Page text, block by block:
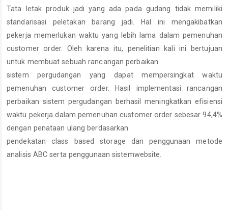
Tata letak produk jadi yang ada pada gudang tidak memiliki
standarisasi peletakan barang jadi. Hal ini mengakibatkan
pekerja memerlukan waktu yang lebih lama dalam pemenuhan
customer order. Oleh karena itu, penelitian kali ini bertujuan
untuk membuat sebuah rancangan perbaikan
sistem pergudangan yang dapat mempersingkat waktu
pemenuhan customer order. Hasil implementasi rancangan
perbaikan sistem pergudangan berhasil meningkatkan efisiensi
waktu pekerja dalam pemenuhan customer order sebesar 94,4%
dengan penataan ulang berdasarkan
pendekatan class based storage dan penggunaan metode
analisis ABC serta penggunaan sistemwebsite.